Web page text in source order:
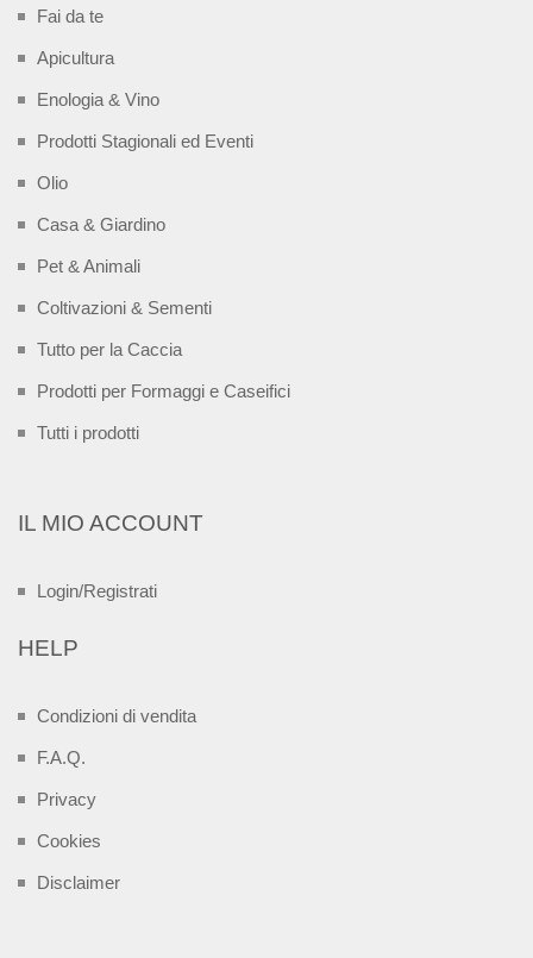
Fai da te
Apicultura
Enologia & Vino
Prodotti Stagionali ed Eventi
Olio
Casa & Giardino
Pet & Animali
Coltivazioni & Sementi
Tutto per la Caccia
Prodotti per Formaggi e Caseifici
Tutti i prodotti
IL MIO ACCOUNT
Login/Registrati
HELP
Condizioni di vendita
F.A.Q.
Privacy
Cookies
Disclaimer